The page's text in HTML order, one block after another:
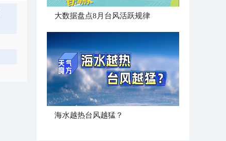
大数据盘点8月台风活跃规律
海水越热台风越猛？